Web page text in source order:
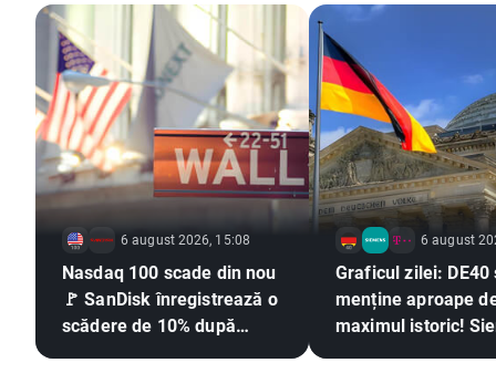
6 august 2026, 15:08
Nasdaq 100 scade din nou
🚩 SanDisk înregistrează o
scădere de 10% după
6 august
Graficul zilei: DE40
menține aproape
maximul istoric!